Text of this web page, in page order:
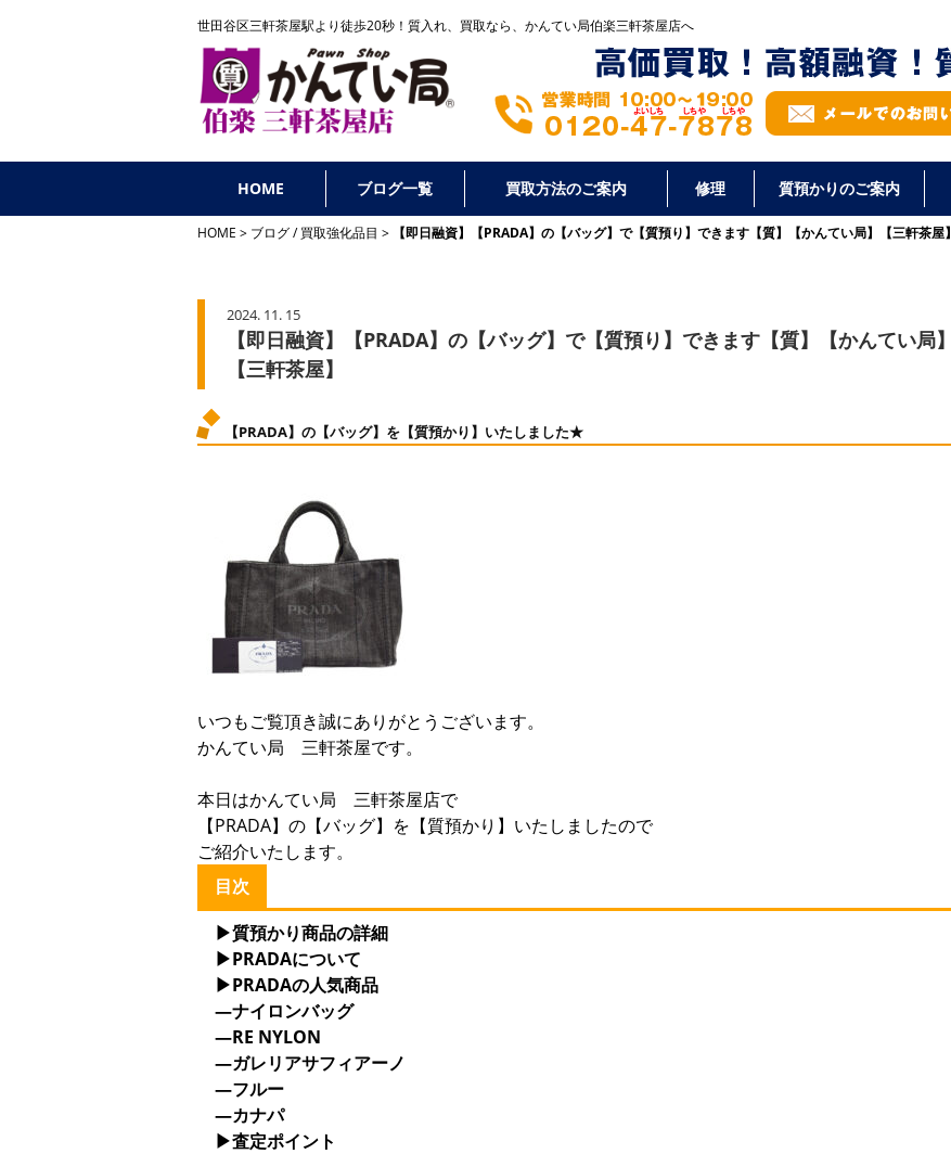
世田谷区三軒茶屋駅より徒歩20秒！ 質入れ、買取なら、かんてい局伯楽三軒茶屋店へ
HOME ブログ一覧 買取方法のご案内 修理 質預かりのご案内
HOME ブログ/買取強化品目 【即日融資】【PRADA】の【バッグ】で【質預り】できます【質】【かんてい局】【三軒茶屋】
2024. 11. 15
【即日融資】【PRADA】の【バッグ】で【質預り】できます【質】【かんてい局】
【三軒茶屋】
【PRADA】の【バッグ】を【質預かり】いたしました★
いつもご覧頂き誠にありがとうございます。
かんてい局 三軒茶屋です。
本日はかんてい局 三軒茶屋店で
【PRADA】の【バッグ】を【質預かり】いたしましたので
ご紹介いたします。
目次
▶質預かり商品の詳細
▶PRADAについて
▶PRADAの人気商品
—ナイロンバッグ
—RE NYLON
—ガレリアサフィアーノ
—フルー
—カナパ
▶査定ポイント